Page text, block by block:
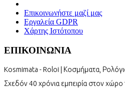
Επικοινωνήστε μαζί μας
Εργαλεία GDPR
Χάρτης Ιστότοπου
ΕΠΙΚΟΙΝΩΝΙΑ
Kosmimata - Roloi | Κοσμήματα,
Σχεδόν 40 χρόνια εμπειρία στον